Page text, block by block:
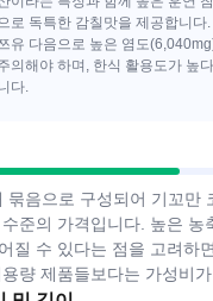
로 독특한 감칠맛을 제공합니다
유 다음으로 높은 염도
의해야 하며, 한식 활용도가 높
다.
묶음으로 구성되어 기꼬만
준의 가격입니다. 높은 농
질 수 있다는 점을 고려하
량 제품들보다는 가성비가